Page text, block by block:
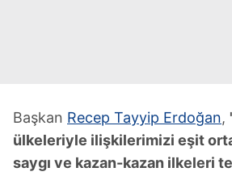
Başkan Recep Tayyip Erdoğan,
ülkeleriyle ilişkilerimizi eşit
saygı ve kazan-kazan ilkeleri